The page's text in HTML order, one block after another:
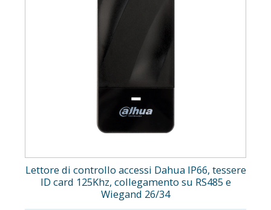
Lettore di controllo accessi Dahua IP66, tessere
ID card 125Khz, collegamento su RS485 e
Wiegand 26/34